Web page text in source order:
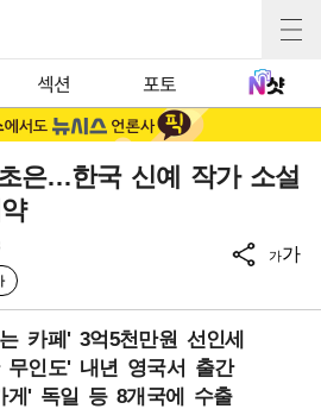
섹션 포토
초은…한국 신예 작가 소설
가가
카페' 3억5천만원 선인세
인도' 내년 영국서 출간
게' 독일 등 8개국에 수출